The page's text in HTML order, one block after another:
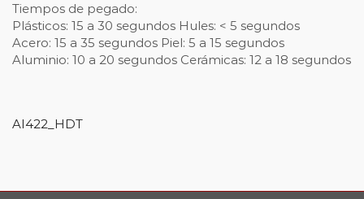
Tiempos de pegado:
Plásticos: 15 a 30 segundos Hules: < 5 segundos
Acero: 15 a 35 segundos Piel: 5 a 15 segundos
Aluminio: 10 a 20 segundos Cerámicas: 12 a 18 segundos
AI422_HDT